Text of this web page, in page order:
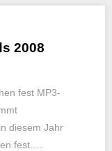
2008
fest MP3-
diesem Jahr
fest….